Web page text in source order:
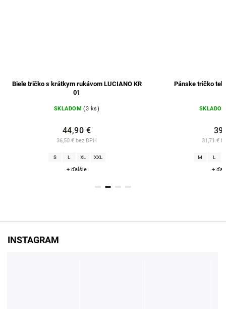
Biele tričko s krátkym rukávom LUCIANO KR
SKLADOM (3 ks)
36,50 € bez DPH
44,90 €
XXL
+ ďalšie
Pánske tričko
SKLADOM
31,71 € bez
39 €
+ ďalšie
INSTAGRAM